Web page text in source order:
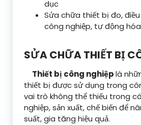
dục
Sửa chữa thiết bị đo,
công nghiệp, tự động hóa
SỬA CHỮA THIẾT BỊ
Thiết bị công nghiệplà
thiết bị được sử dụng trong
vai trò không thể thiếu trong
nghiệp, sản xuất, chế biến để
suất, gia tăng hiệu quả.